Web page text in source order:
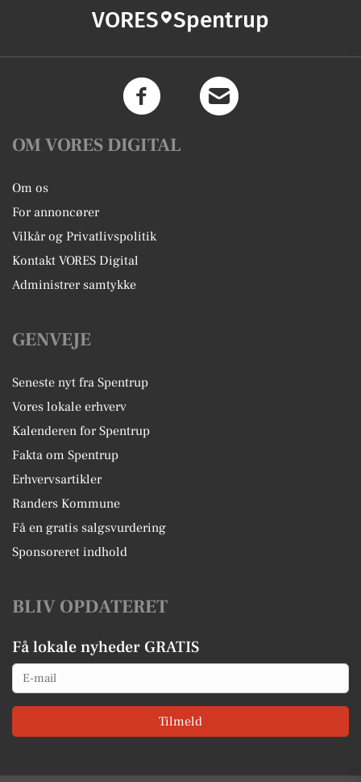
VORES Spentrup
OM VORES DIGITAL
Om os
For annoncører
Vilkår og Privatlivspolitik
Kontakt VORES Digital
Administrer samtykke
GENVEJE
Seneste nyt fra Spentrup
Vores lokale erhverv
Kalenderen for Spentrup
Fakta om Spentrup
Erhvervsartikler
Randers Kommune
Få en gratis salgsvurdering
Sponsoreret indhold
BLIV OPDATERET
Få lokale nyheder GRATIS
Email
Tilmeld